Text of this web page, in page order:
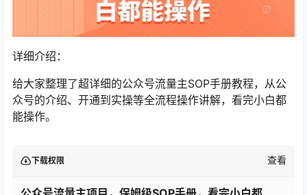
详细介绍：
给大家整理了超详细的公众号流量主SOP手册教程，从公
众号的介绍、开通到实操等全流程操作讲解，看完小白都
能操作。
下载权限 查看